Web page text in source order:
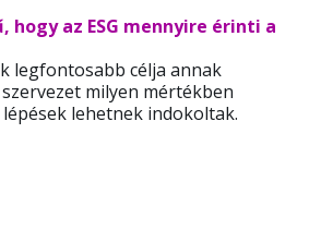
hogy az ESG mennyire érinti a
legfontosabb célja annak
milyen mértékben
lehetnek indokoltak.